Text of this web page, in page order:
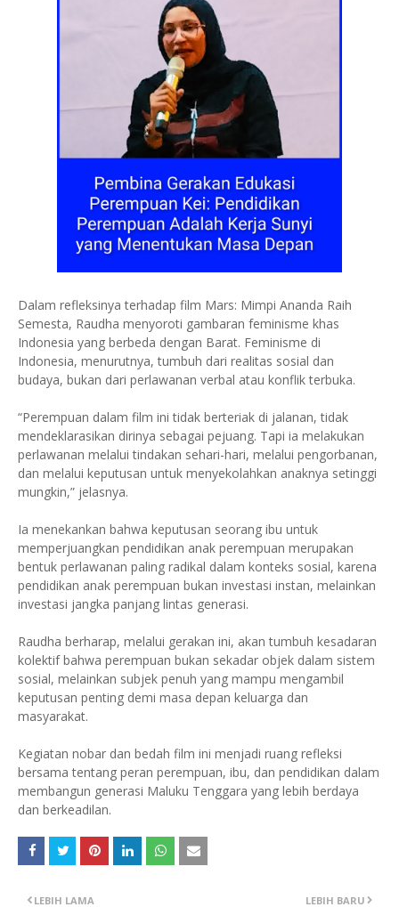
Dalam refleksinya terhadap film Mars: Mimpi Ananda Raih
Semesta, Raudha menyoroti gambaran feminisme khas
Indonesia yang berbeda dengan Barat. Feminisme di
Indonesia, menurutnya, tumbuh dari realitas sosial dan
budaya, bukan dari perlawanan verbal atau konflik terbuka.
“Perempuan dalam film ini tidak berteriak di jalanan, tidak
mendeklarasikan dirinya sebagai pejuang. Tapi ia melakukan
perlawanan melalui tindakan sehari-hari, melalui pengorbanan,
dan melalui keputusan untuk menyekolahkan anaknya setinggi
mungkin,” jelasnya.
Ia menekankan bahwa keputusan seorang ibu untuk
memperjuangkan pendidikan anak perempuan merupakan
bentuk perlawanan paling radikal dalam konteks sosial, karena
pendidikan anak perempuan bukan investasi instan, melainkan
investasi jangka panjang lintas generasi.
Raudha berharap, melalui gerakan ini, akan tumbuh kesadaran
kolektif bahwa perempuan bukan sekadar objek dalam sistem
sosial, melainkan subjek penuh yang mampu mengambil
keputusan penting demi masa depan keluarga dan
masyarakat.
Kegiatan nobar dan bedah film ini menjadi ruang refleksi
bersama tentang peran perempuan, ibu, dan pendidikan dalam
membangun generasi Maluku Tenggara yang lebih berdaya
dan berkeadilan.
LEBIH BARU
LEBIH LAMA